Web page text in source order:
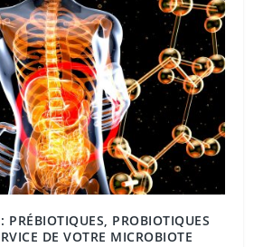
PRÉBIOTIQUES, PROBIOTIQUES
DE VOTRE MICROBIOTE